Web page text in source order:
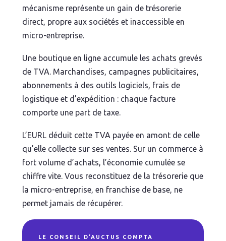
mécanisme représente un gain de trésorerie
direct, propre aux sociétés et inaccessible en
micro-entreprise.
Une boutique en ligne accumule les achats grevés
de TVA. Marchandises, campagnes publicitaires,
abonnements à des outils logiciels, frais de
logistique et d’expédition : chaque facture
comporte une part de taxe.
L’EURL déduit cette TVA payée en amont de celle
qu’elle collecte sur ses ventes. Sur un commerce à
fort volume d’achats, l’économie cumulée se
chiffre vite. Vous reconstituez de la trésorerie que
la micro-entreprise, en franchise de base, ne
permet jamais de récupérer.
LE CONSEIL D’AUCTUS COMPTA